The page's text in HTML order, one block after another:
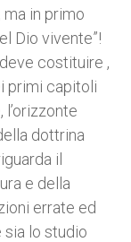
in primo
Dio vivente”!
costituire ,
primi capitoli
dottrina
il
e della
errate ed
lo studio